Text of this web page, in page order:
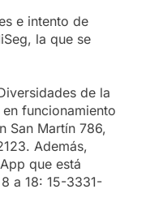
e intento de
la que se
de la
funcionamiento
San Martín 786,
Además,
que está
a 18: 15-3331-